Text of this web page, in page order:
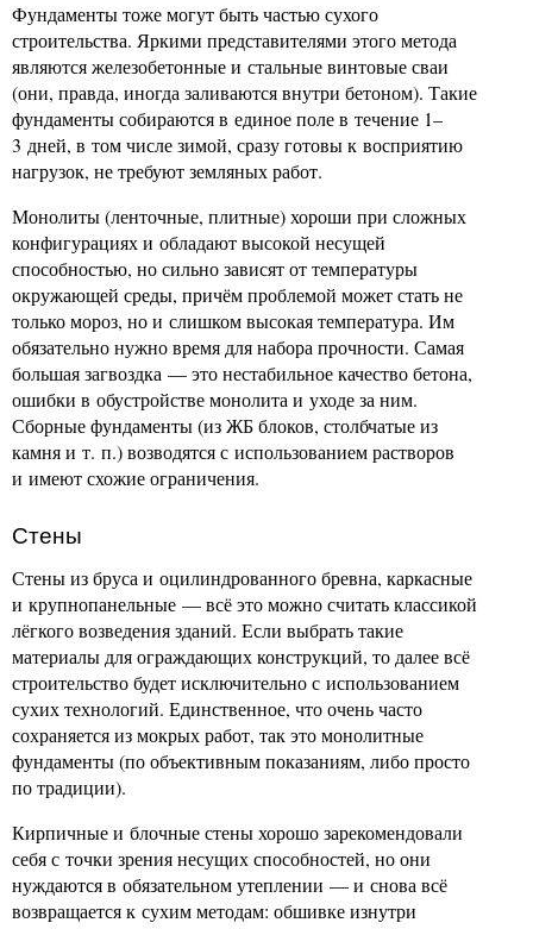
Фундаменты тоже могут быть частью сухого
строительства. Яркими представителями этого метода
являются железобетонные и стальные винтовые сваи
(они, правда, иногда заливаются внутри бетоном). Такие
фундаменты собираются в единое поле в течение 1–
3 дней, в том числе зимой, сразу готовы к восприятию
нагрузок, не требуют земляных работ.
Монолиты (ленточные, плитные) хороши при сложных
конфигурациях и обладают высокой несущей
способностью, но сильно зависят от температуры
окружающей среды, причём проблемой может стать не
только мороз, но и слишком высокая температура. Им
обязательно нужно время для набора прочности. Самая
большая загвоздка — это нестабильное качество бетона,
ошибки в обустройстве монолита и уходе за ним.
Сборные фундаменты (из ЖБ блоков, столбчатые из
камня и т. п.) возводятся с использованием растворов
и имеют схожие ограничения.
Стены
Стены из бруса и оцилиндрованного бревна, каркасные
и крупнопанельные — всё это можно считать классикой
лёгкого возведения зданий. Если выбрать такие
материалы для ограждающих конструкций, то далее всё
строительство будет исключительно с использованием
сухих технологий. Единственное, что очень часто
сохраняется из мокрых работ, так это монолитные
фундаменты (по объективным показаниям, либо просто
по традиции).
Кирпичные и блочные стены хорошо зарекомендовали
себя с точки зрения несущих способностей, но они
нуждаются в обязательном утеплении — и снова всё
возвращается к сухим методам: обшивке изнутри